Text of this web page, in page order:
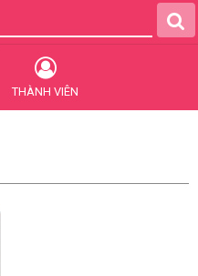
THÀNH VIÊN